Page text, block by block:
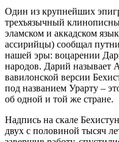
Один из крупнейших
трехъязычный
эламском и аккадском
ассирийцы) сообщал
нашей эры: воцарении
народов. Дарий
вавилонской версии
под названием Урарту –
об одной и той же стране.
Надпись на скале
двух с половиной тысяч